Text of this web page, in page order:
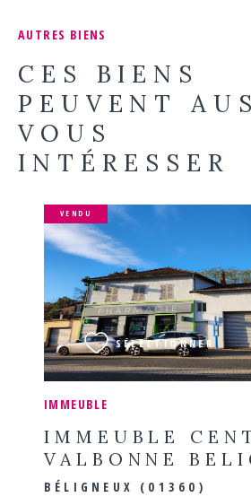
AUTRES BIENS
CES BIENS
PEUVENT
VOUS
INTÉRESSER
IMMEUBLE
IMMEUBLE
VALBONNE
BÉLIGNEUX (01360)
VENDU
SÉLECTIONNER
VOIR LE BIEN